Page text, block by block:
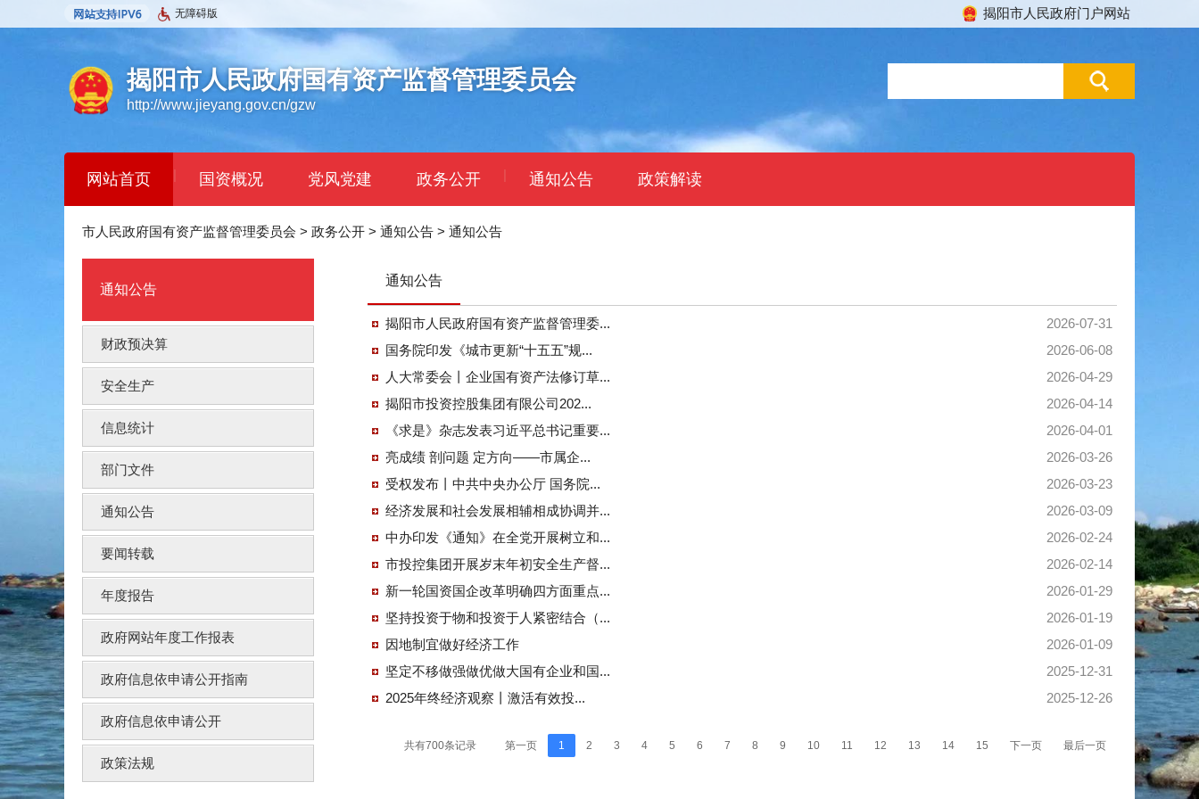
无障碍版 揭阳市人民政府门户网站
揭阳市人民政府国有资产监督管理委员会
http://www.jieyang.gov.cn/gzw
网站首页 | 国资概况 党风党建 政务公开 | 通知公告 政策解读
市人民政府国有资产监督管理委员会 > 政务公开 > 通知公告 > 通知公告
通知公告
财政预决算
安全生产
信息统计
部门文件
通知公告
要闻转载
年度报告
政府网站年度工作报表
政府信息依申请公开指南
政府信息依申请公开
政策法规
通知公告
2026-07-31
揭阳市人民政府国有资产监督管理委...
2026-06-08
国务院印发《城市更新“十五五”规...
2026-04-29
人大常委会丨企业国有资产法修订草...
2026-04-14
揭阳市投资控股集团有限公司202...
2026-04-01
《求是》杂志发表习近平总书记重要...
2026-03-26
亮成绩 剖问题 定方向——市属企...
2026-03-23
受权发布丨中共中央办公厅 国务院...
2026-03-09
经济发展和社会发展相辅相成协调并...
2026-02-24
中办印发《通知》在全党开展树立和...
2026-02-14
市投控集团开展岁末年初安全生产督...
2026-01-29
新一轮国资国企改革明确四方面重点...
2026-01-19
坚持投资于物和投资于人紧密结合（...
2026-01-09
因地制宜做好经济工作
2025-12-31
坚定不移做强做优做大国有企业和国...
2025-12-26
2025年终经济观察丨激活有效投...
第一页 1 2 3 4 5 6 7 8 9 10 11 12 13 14 15 下一页 最后一页
共有700条记录